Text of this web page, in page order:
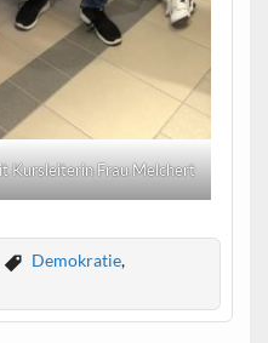
Kursleiterin Frau Melchert
Demokratie,